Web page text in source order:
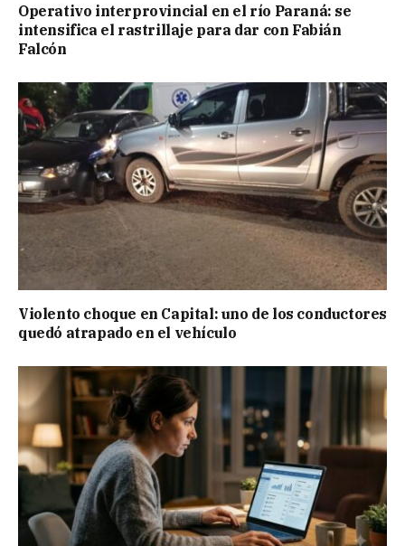
Operativo interprovincial en el río Paraná: se
intensifica el rastrillaje para dar con Fabián
Falcón
Violento choque en Capital: uno de los conductores
quedó atrapado en el vehículo